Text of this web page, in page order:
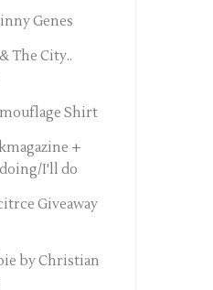
Genes
The City..
Shirt
+
I'll do
Giveaway
by Christian